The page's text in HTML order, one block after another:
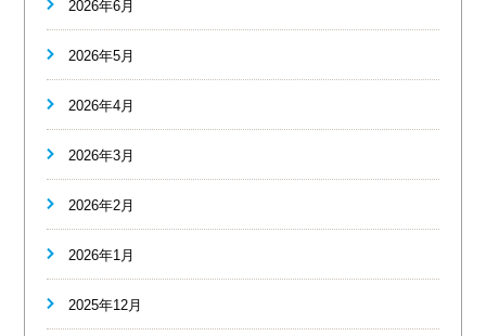
2026年6月
2026年5月
2026年4月
2026年3月
2026年2月
2026年1月
2025年12月